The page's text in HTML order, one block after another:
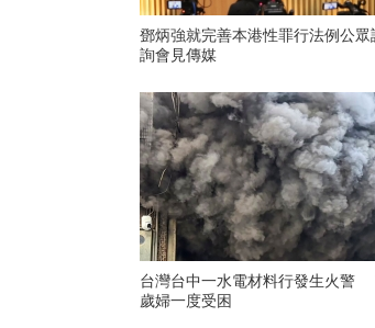
鄧炳強就完善本港性罪行法例公眾
詢會見傳媒
台灣台中一水電材料行發生火警
歲婦一度受困